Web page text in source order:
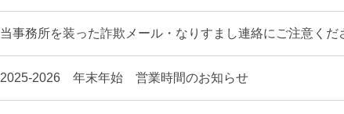
当事務所を装った詐欺メール・なりすまし連絡にご注意くだ
2025-2026 年末年始 営業時間のお知らせ